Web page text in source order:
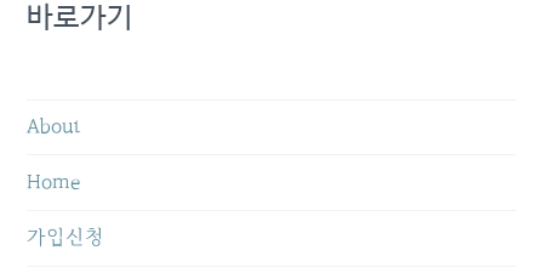
바로가기
About
Home
가입신청